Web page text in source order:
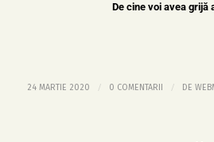
De cine voi avea grijă
24 MARTIE 2020 / 0 COMENTARII / DE